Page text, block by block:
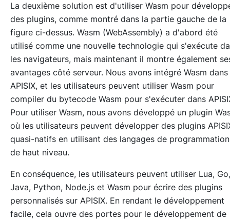
La deuxième solution est d'utiliser Wasm pour
des plugins, comme montré dans la partie gauche de la
figure ci-dessus. Wasm (WebAssembly) a d'abord été
utilisé comme une nouvelle technologie qui s'exécute
les navigateurs, mais maintenant il montre également
avantages côté serveur. Nous avons intégré Wasm dans
APISIX, et les utilisateurs peuvent utiliser Wasm pour
compiler du bytecode Wasm pour s'exécuter dans
Pour utiliser Wasm, nous avons développé un plugin
où les utilisateurs peuvent développer des plugins
quasi-natifs en utilisant des langages de programmation
de haut niveau.
En conséquence, les utilisateurs peuvent utiliser Lua, Go,
Java, Python, Node.js et Wasm pour écrire des plugins
personnalisés sur APISIX. En rendant le développement
facile, cela ouvre des portes pour le développement de